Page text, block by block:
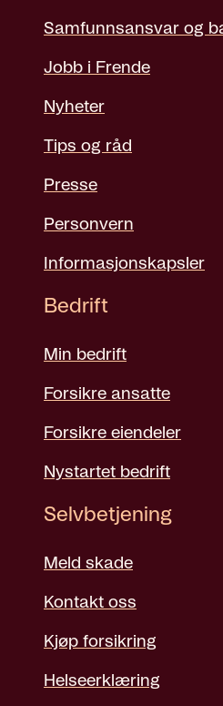
Samfunnsansvar og
Jobb i Frende
Nyheter
Tips og råd
Presse
Personvern
Informasjonskapsler
Bedrift
Min bedrift
Forsikre ansatte
Forsikre eiendeler
Nystartet bedrift
Selvbetjening
Meld skade
Kontakt oss
Kjøp forsikring
Helseerklæring